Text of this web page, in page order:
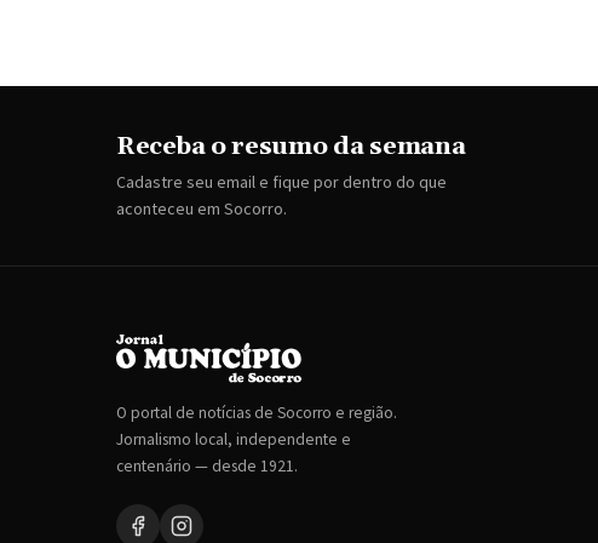
Receba o resumo da semana
Cadastre seu email e fique por dentro do que
aconteceu em Socorro.
O portal de notícias de Socorro e região.
Jornalismo local, independente e
centenário — desde 1921.